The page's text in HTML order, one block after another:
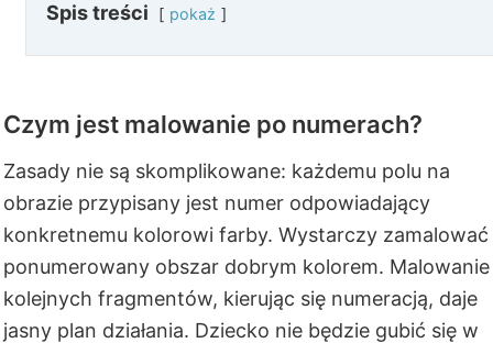
Spis treści pokaż
Czym jest malowanie po numerach?
Zasady nie są skomplikowane: każdemu polu na
obrazie przypisany jest numer odpowiadający
konkretnemu kolorowi farby. Wystarczy zamalować
ponumerowany obszar dobrym kolorem. Malowanie
kolejnych fragmentów, kierując się numeracją, daje
jasny plan działania. Dziecko nie będzie gubić się w